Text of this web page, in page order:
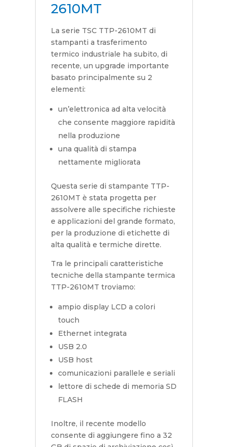
2610MT
La serie TSC TTP-2610MT di
stampanti a trasferimento
termico industriale ha subito, di
recente, un upgrade importante
basato principalmente su 2
elementi:
un’elettronica ad alta velocità
che consente maggiore rapidità
nella produzione
una qualità di stampa
nettamente migliorata
Questa serie di stampante TTP-
2610MT è stata progetta per
assolvere alle specifiche richieste
e applicazioni del grande formato,
per la produzione di etichette di
alta qualità e termiche dirette.
Tra le principali caratteristiche
tecniche della stampante termica
TTP-2610MT troviamo:
ampio display LCD a colori
touch
Ethernet integrata
USB 2.0
USB host
comunicazioni parallele e seriali
lettore di schede di memoria SD
FLASH
Inoltre, il recente modello
consente di aggiungere fino a 32